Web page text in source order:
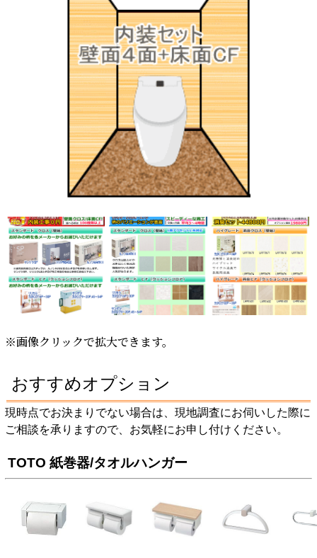
※画像クリックで拡大できます。
おすすめオプション
現時点でお決まりでない場合は、現地調査にお伺いした際に
ご相談を承りますので、お気軽にお申し付けください。
TOTO 紙巻器/タオルハンガー